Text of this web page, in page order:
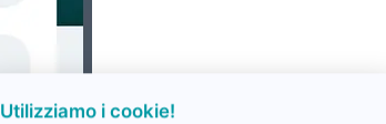
Utilizziamo i cookie!